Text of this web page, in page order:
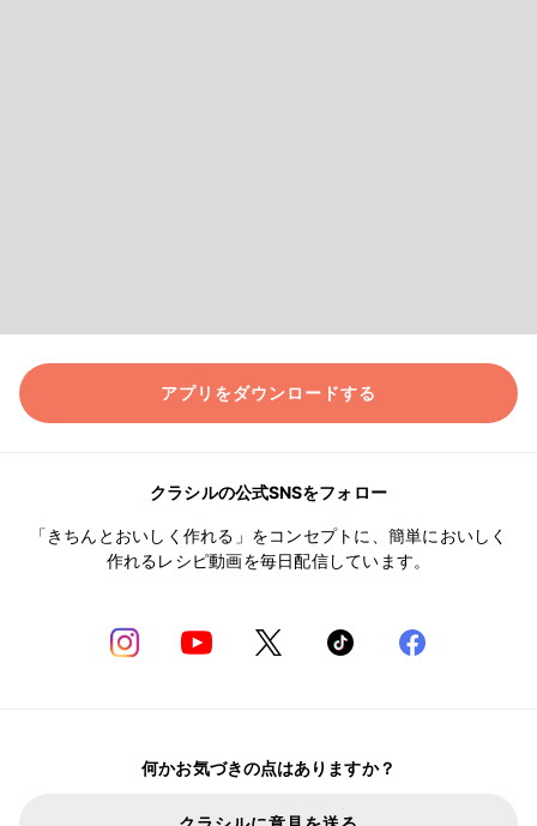
アプリをダウンロードする
クラシルの公式SNSをフォロー
「きちんとおいしく作れる」をコンセプトに、簡単においしく
作れるレシピ動画を毎日配信しています。
何かお気づきの点はありますか？